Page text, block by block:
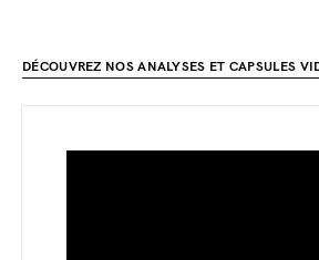
DÉCOUVREZ NOS ANALYSES ET CAPSULES